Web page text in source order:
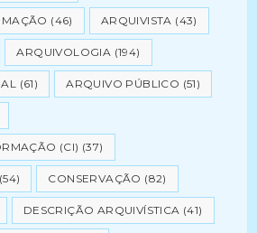
(46) ARQUIVISTA (43)
ARQUIVOLOGIA (194)
(61) ARQUIVO PÚBLICO (51)
(CI) (37)
(54) CONSERVAÇÃO (82)
DESCRIÇÃO ARQUIVÍSTICA (41)